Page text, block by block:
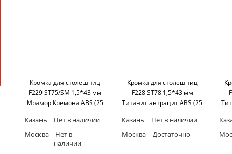
Кромка для столешниц
F229 ST75/SM 1,5*43 мм
Мрамор Кремона ABS (25
Казань
Нет в наличии
Москва
Нет в
наличии
Кромка для столешниц
F228 ST78 1,5*43 мм
Титанит антрацит ABS (25
Казань
Нет в наличии
Москва
Достаточно